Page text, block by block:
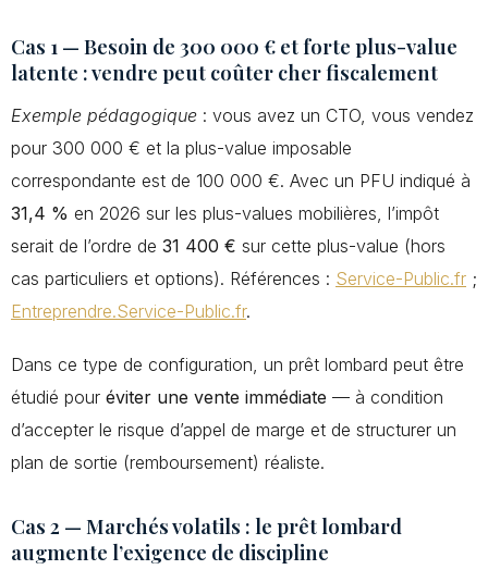
Cas 1 — Besoin de 300 000 € et forte plus-value
latente : vendre peut coûter cher fiscalement
Exemple pédagogique : vous avez un CTO, vous vendez
pour 300 000 € et la plus-value imposable
correspondante est de 100 000 €. Avec un PFU indiqué à
31,4 % en 2026 sur les plus-values mobilières, l’impôt
serait de l’ordre de 31 400 € sur cette plus-value (hors
cas particuliers et options). Références : Service-Public.fr ;
Entreprendre.Service-Public.fr.
Dans ce type de configuration, un prêt lombard peut être
étudié pour éviter une vente immédiate — à condition
d’accepter le risque d’appel de marge et de structurer un
plan de sortie (remboursement) réaliste.
Cas 2 — Marchés volatils : le prêt lombard
augmente l’exigence de discipline